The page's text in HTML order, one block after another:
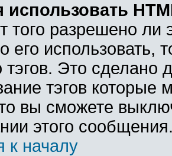
использовать
того разрешено
его использовать,
тэгов. Это сделано
тэгов
вы сможете
этого
к началу